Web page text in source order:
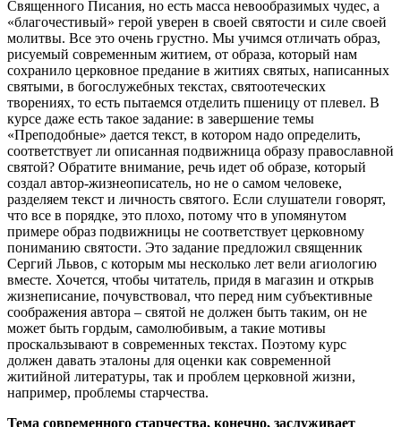
Священного Писания, но есть масса невообразимых чудес, а
«благочестивый» герой уверен в своей святости и силе своей
молитвы. Все это очень грустно. Мы учимся отличать образ,
рисуемый современным житием, от образа, который нам
сохранило церковное предание в житиях святых, написанных
святыми, в богослужебных текстах, святоотеческих
творениях, то есть пытаемся отделить пшеницу от плевел. В
курсе даже есть такое задание: в завершение темы
«Преподобные» дается текст, в котором надо определить,
соответствует ли описанная подвижница образу православной
святой? Обратите внимание, речь идет об образе, который
создал автор-жизнеописатель, но не о самом человеке,
разделяем текст и личность святого. Если слушатели говорят,
что все в порядке, это плохо, потому что в упомянутом
примере образ подвижницы не соответствует церковному
пониманию святости. Это задание предложил священник
Сергий Львов, с которым мы несколько лет вели агиологию
вместе. Хочется, чтобы читатель, придя в магазин и открыв
жизнеписание, почувствовал, что перед ним субъективные
соображения автора – святой не должен быть таким, он не
может быть гордым, самолюбивым, а такие мотивы
проскальзывают в современных текстах. Поэтому курс
должен давать эталоны для оценки как современной
житийной литературы, так и проблем церковной жизни,
например, проблемы старчества.
Тема современного старчества, конечно, заслуживает